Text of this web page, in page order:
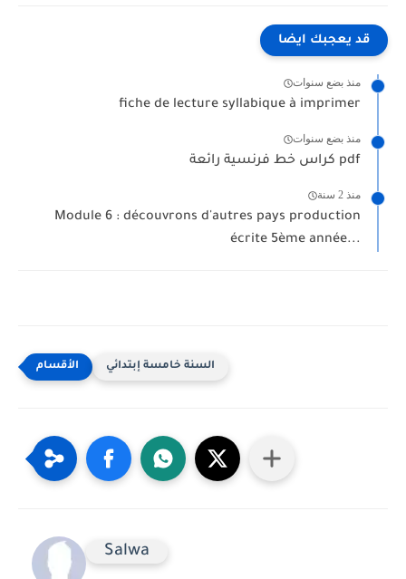
قد يعجبك ايضا
منذ بضع سنوات
fiche de lecture syllabique à imprimer
منذ بضع سنوات
كراس خط فرنسية رائعة pdf
منذ 2 سنة
Module 6 : découvrons d'autres pays production
écrite 5ème année...
السنة خامسة إبتدائي
Salwa